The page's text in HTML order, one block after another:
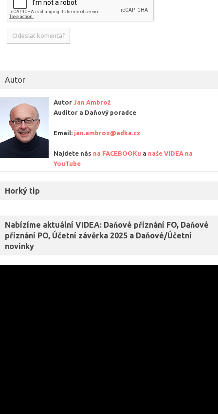
Autor
Autor Jan Ambrož
Auditor a Daňový poradce
Email: jan.ambroz@adka.cz
Najdete nás na FACEBOOKu a naše VIDEA na
YouTube
Horký tip
Nabízíme aktuální VIDEA: Daňové přiznání FO, Daňové
přiznání PO, Účetní závěrka 2025 a Daňové/Účetní
novinky